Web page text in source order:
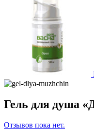
Гель для душа
Отзывов пока нет.